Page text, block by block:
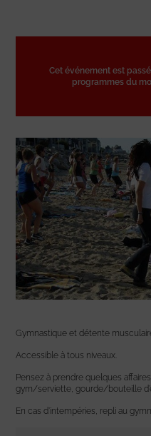
Cet événement est
programmes du
Gymnastique et détente
Accessible à tous niveaux.
Pensez à prendre quelques
gym/serviette, gourde/bouteille
En cas d’intempéries, repli au